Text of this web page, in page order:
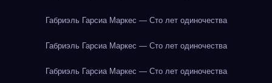
Габриэль Гарсиа Маркес — Сто лет одиночества
Габриэль Гарсиа Маркес — Сто лет одиночества
Габриэль Гарсиа Маркес — Сто лет одиночества